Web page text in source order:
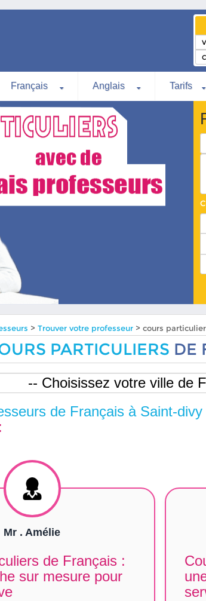
Français Anglais Tarifs
>Trouver votre professeur > cours
PARTICULIERS DE
de Français à Saint-divy
Mr . Amélie
de Français :
sur mesure pour